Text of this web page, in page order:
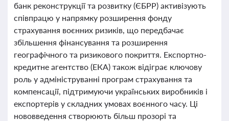
банк реконструкції та розвитку (ЄБРР) активізують
співпрацю у напрямку розширення фонду
страхування воєнних ризиків, що передбачає
збільшення фінансування та розширення
географічного та ризикового покриття. Експортно-
кредитне агентство (ЕКА) також відіграє ключову
роль у адмініструванні програм страхування та
компенсації, підтримуючи українських виробників і
експортерів у складних умовах воєнного часу. Ці
нововведення створюють більш прозорі та